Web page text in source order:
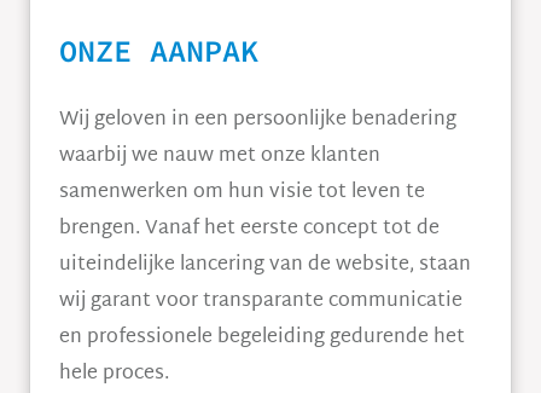
ONZE AANPAK
Wij geloven in een persoonlijke benadering
waarbij we nauw met onze klanten
samenwerken om hun visie tot leven te
brengen. Vanaf het eerste concept tot de
uiteindelijke lancering van de website, staan
wij garant voor transparante communicatie
en professionele begeleiding gedurende het
hele proces.